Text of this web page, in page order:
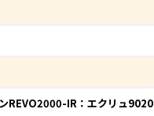
REVO2000-IR：エクリュ9020